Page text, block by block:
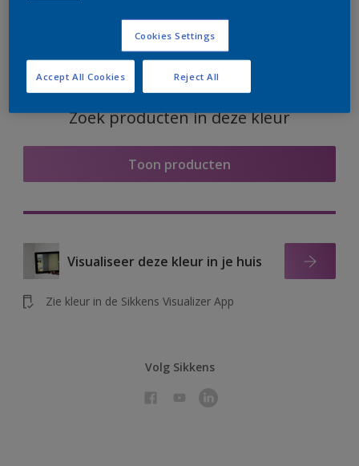
Zoek producten in deze kleur
Toon producten
Visualiseer deze kleur in je huis
Zie kleur in de Sikkens Visualizer App
Volg Sikkens
Cookies Settings
Reject All
Accept All Cookies